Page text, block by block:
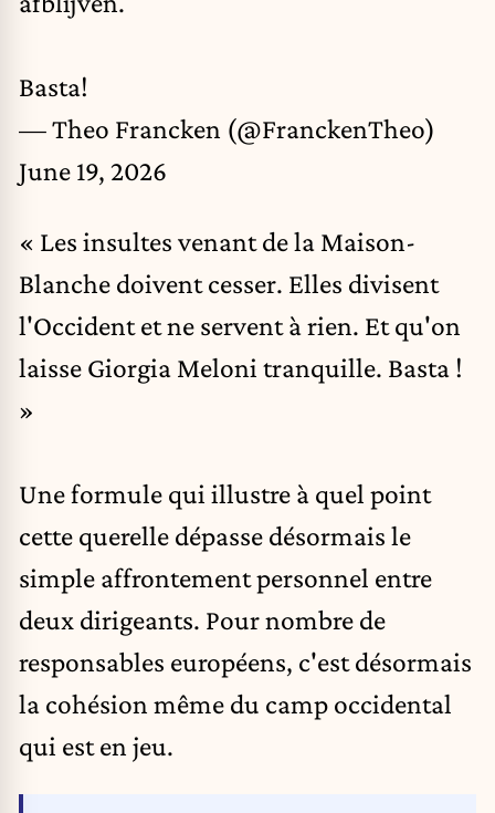
Basta!
— Theo Francken (@FranckenTheo)
June 19, 2026
« Les insultes venant de la Maison-
Blanche doivent cesser. Elles divisent
l'Occident et ne servent à rien. Et qu'on
laisse Giorgia Meloni tranquille. Basta !
»
Une formule qui illustre à quel point
cette querelle dépasse désormais le
simple affrontement personnel entre
deux dirigeants. Pour nombre de
responsables européens, c'est désormais
la cohésion même du camp occidental
qui est en jeu.